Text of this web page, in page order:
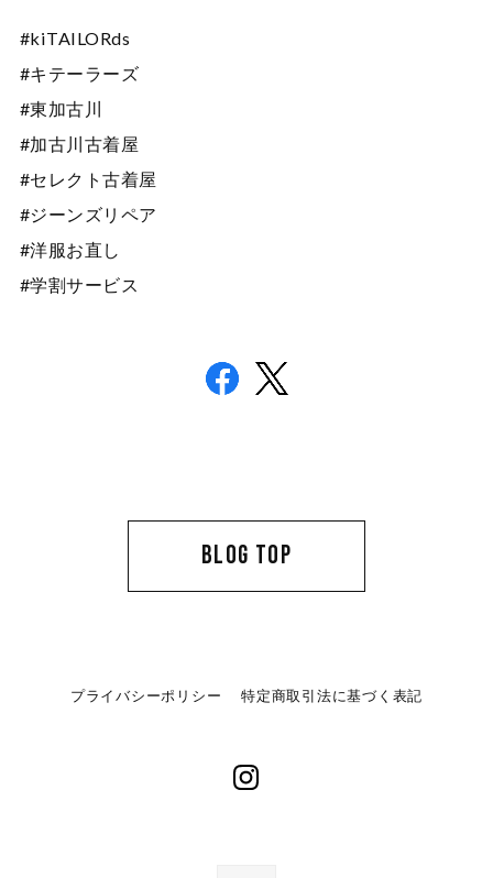
#kiTAILORds
#キテーラーズ
#東加古川
#加古川古着屋
#セレクト古着屋
#ジーンズリペア
#洋服お直し
#学割サービス
BLOG TOP
プライバシーポリシー 特定商取引法に基づく表記